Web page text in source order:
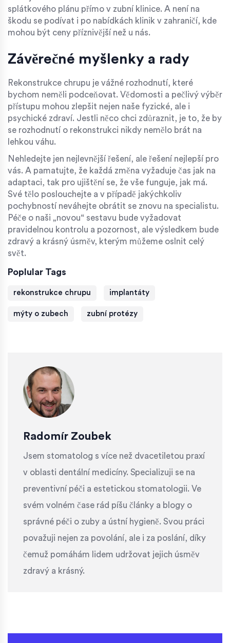
splátkového plánu přímo v zubní klinice. A není na
škodu se podívat i po nabídkách klinik v zahraničí, kde
mohou být ceny příznivější než u nás.
Závěrečné myšlenky a rady
Rekonstrukce chrupu je vážné rozhodnutí, které
bychom neměli podceňovat. Vědomosti a pečlivý výběr
přístupu mohou zlepšit nejen naše fyzické, ale i
psychické zdraví. Jestli něco chci zdůraznit, je to, že by
se rozhodnutí o rekonstrukci nikdy nemělo brát na
lehkou váhu.
Nehledejte jen nejlevnější řešení, ale řešení nejlepší pro
vás. A pamatujte, že každá změna vyžaduje čas jak na
adaptaci, tak pro ujištění se, že vše funguje, jak má.
Své tělo poslouchejte a v případě jakýchkoliv
pochybností neváhejte obrátit se znovu na specialistu.
Péče o naši „novou“ sestavu bude vyžadovat
pravidelnou kontrolu a pozornost, ale výsledkem bude
zdravý a krásný úsměv, kterým můžeme oslnit celý
svět.
Poplular Tags
rekonstrukce chrupu implantáty
mýty o zubech zubní protézy
Radomír Zoubek
Jsem stomatolog s více než dvacetiletou praxí
v oblasti dentální medicíny. Specializuji se na
preventivní péči a estetickou stomatologii. Ve
svém volném čase rád píšu články a blogy o
správné péči o zuby a ústní hygieně. Svou práci
považuji nejen za povolání, ale i za poslání, díky
čemuž pomáhám lidem udržovat jejich úsměv
zdravý a krásný.